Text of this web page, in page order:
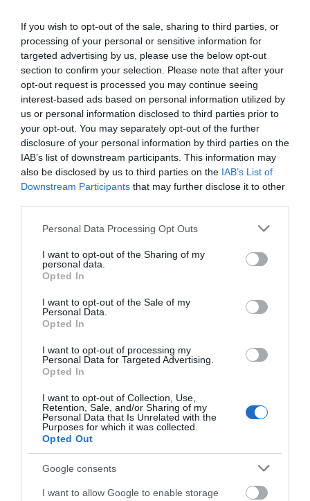
If you wish to opt-out of the sale, sharing to third parties, or
processing of your personal or sensitive information for
targeted advertising by us, please use the below opt-out
section to confirm your selection. Please note that after your
opt-out request is processed you may continue seeing
interest-based ads based on personal information utilized by
us or personal information disclosed to third parties prior to
your opt-out. You may separately opt-out of the further
disclosure of your personal information by third parties on the
IAB’s list of downstream participants. This information may
also be disclosed by us to third parties on the IAB’s List of
Downstream Participants that may further disclose it to other
Please note that this website/app uses one or more Google
not limited to your visit or usage behaviour. You may click to
grant or deny consent to Google and its third-party tags to
use your data for below specified purposes in below Google
consent section.
Personal Data Processing Opt Outs
I want to opt-out of the Sharing of my
personal data.
Opted In
I want to opt-out of the Sale of my
Personal Data.
Opted In
I want to opt-out of processing my
Personal Data for Targeted Advertising.
Opted In
I want to opt-out of Collection, Use,
Retention, Sale, and/or Sharing of my
Personal Data that Is Unrelated with the
Purposes for which it was collected.
Opted Out
Google consents
I want to allow Google to enable storage
Τι συνέβη τα ξημερώματα στη Φιλοθέη: Η
ασήμαντη αφορμή που προκάλεσε τον
Κάνεις δεν ξεχνά τι έζησε η Εύβοια
08.08.2026 | 19:00
Σε δημοπρασία η μπάλα των ιστορικών
γκολ του Μαραντόνα
08.08.2026 | 18:40